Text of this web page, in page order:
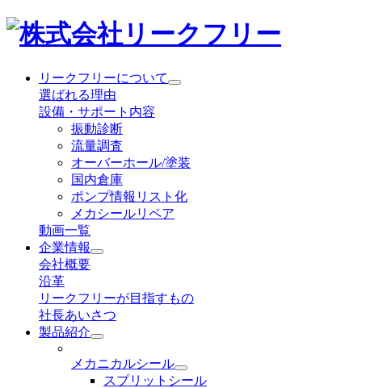
リークフリーについて
選ばれる理由
設備・サポート内容
振動診断
流量調査
オーバーホール/塗装
国内倉庫
ポンプ情報リスト化
メカシールリペア
動画一覧
企業情報
会社概要
沿革
リークフリーが目指すもの
社長あいさつ
製品紹介
メカニカルシール
スプリットシール